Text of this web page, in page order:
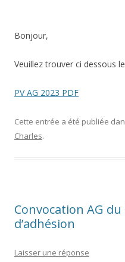
Bonjour,
Veuillez trouver ci dessous
PV AG 2023 PDF
Cette entrée a été publiée
Charles.
Convocation AG
d’adhésion
Laisser une réponse